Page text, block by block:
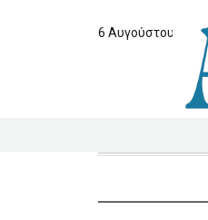
6 Αυγούστου 2026